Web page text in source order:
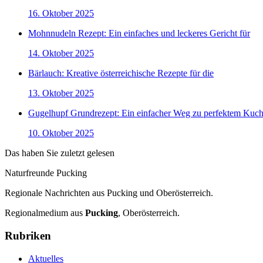
16. Oktober 2025
Mohnnudeln Rezept: Ein einfaches und leckeres Gericht für
14. Oktober 2025
Bärlauch: Kreative österreichische Rezepte für die
13. Oktober 2025
Gugelhupf Grundrezept: Ein einfacher Weg zu perfektem
10. Oktober 2025
Das haben Sie zuletzt gelesen
Naturfreunde Pucking
Regionale Nachrichten aus Pucking und Oberösterreich.
Regionalmedium aus Pucking, Oberösterreich.
Rubriken
Aktuelles